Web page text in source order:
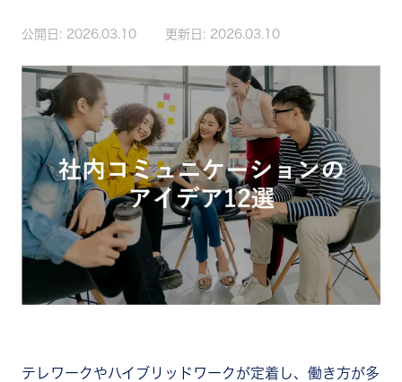
公開日: 2026.03.10 更新日: 2026.03.10
テレワークやハイブリッドワークが定着し、働き方が多